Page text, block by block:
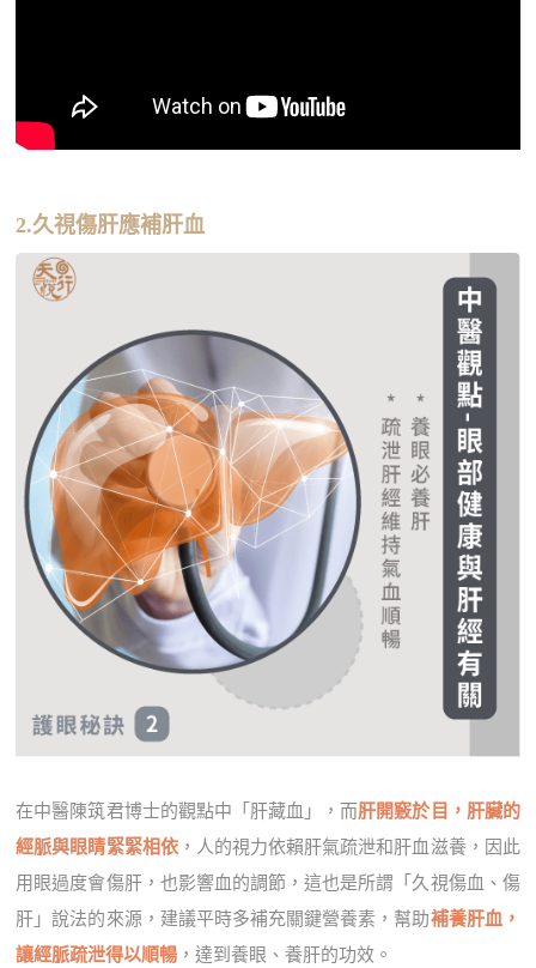
2.久視傷肝應補肝血
在中醫陳筑君博士的觀點中「肝藏血」，而肝開竅於目，肝臟的
經脈與眼睛緊緊相依，人的視力依賴肝氣疏泄和肝血滋養，因此
用眼過度會傷肝，也影響血的調節，這也是所謂「久視傷血、傷
肝」說法的來源，建議平時多補充關鍵營養素，幫助補養肝血，
讓經脈疏泄得以順暢 ，達到養眼、養肝的功效。